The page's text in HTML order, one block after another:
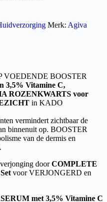
Merk: Agiva
VOEDENDE BOOSTER
3,5% Vitamine C,
ROZENKWARTS voor
in KADO
vermindert zichtbaar de
binnenuit op. BOOSTER
van de dermis en
doorCOMPLETE
voor VERJONGERD en
met 3,5% Vitamine C